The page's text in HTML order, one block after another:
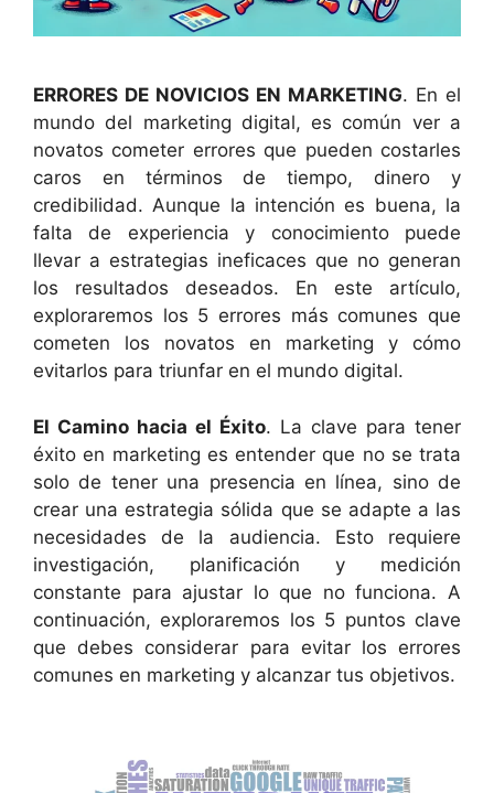
ERRORES DE NOVICIOS EN MARKETING. En el
mundo del marketing digital, es común ver a
novatos cometer errores que pueden costarles
caros en términos de tiempo, dinero y
credibilidad. Aunque la intención es buena, la
falta de experiencia y conocimiento puede
llevar a estrategias ineficaces que no generan
los resultados deseados. En este artículo,
exploraremos los 5 errores más comunes que
cometen los novatos en marketing y cómo
evitarlos para triunfar en el mundo digital.
El Camino hacia el Éxito. La clave para tener
éxito en marketing es entender que no se trata
solo de tener una presencia en línea, sino de
crear una estrategia sólida que se adapte a las
necesidades de la audiencia. Esto requiere
investigación, planificación y medición
constante para ajustar lo que no funciona. A
continuación, exploraremos los 5 puntos clave
que debes considerar para evitar los errores
comunes en marketing y alcanzar tus objetivos.